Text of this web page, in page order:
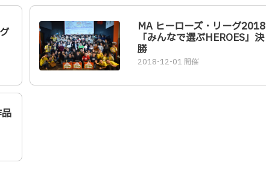
MA ヒーローズ・リーグ2018
「みんなで選ぶHEROES」決
勝
2018-12-01 開催